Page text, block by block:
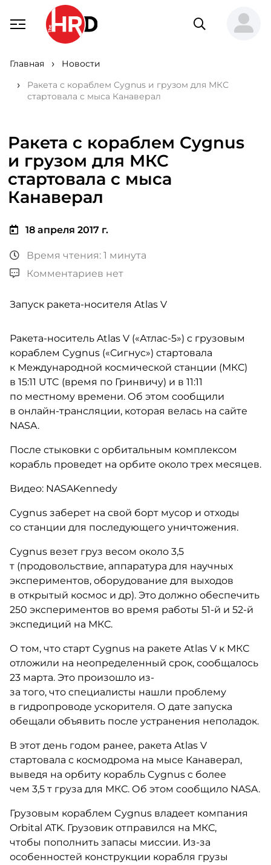
Главная
Новости
Ракета с кораблем Cygnus и грузом для МКС
стартовала с мыса Канаверал
Ракета с кораблем Cygnus
и грузом для МКС
стартовала с мыса
Канаверал
18 апреля 2017 г.
Время чтения: 1 минута
Комментариев нет
Запуск ракета-носителя Atlas V
Ракета-носитель Atlas V («Атлас-5») с грузовым
кораблем Cygnus («Сигнус») стартовала
к Международной космической станции (МКС)
в 15:11 UTC (время по Гринвичу) и в 11:11
по местному времени. Об этом сообщили
в онлайн-трансляции, которая велась на сайте
NASA.
После стыковки с орбитальным комплексом
корабль проведет на орбите около трех месяцев.
Видео: NASAKennedy
Cygnus заберет на свой борт мусор и отходы
со станции для последующего уничтожения.
Cygnus везет груз весом около 3,5
т (продовольствие, аппаратура для научных
экспериментов, оборудование для выходов
в открытый космос и др). Это должно обеспечить
250 экспериментов во время работы 51-й и 52-й
экспедиций на МКС.
О том, что старт Cygnus на ракете Atlas V к МКС
отложили на неопределенный срок, сообщалось
23 марта. Это произошло из-
за того, что специалисты нашли проблему
в гидропроводе ускорителя. О дате запуска
обещали объявить после устранения неполадок.
В этот день годом ранее, ракета Atlas V
стартовала с космодрома на мысе Канаверал,
выведя на орбиту корабль Cygnus с более
чем 3,5 т груза для МКС. Об этом сообщило NASA.
Грузовым кораблем Cygnus владеет компания
Orbital ATK. Грузовик отправился на МКС,
чтобы пополнить запасы миссии. Из-за
особенностей конструкции корабля грузы